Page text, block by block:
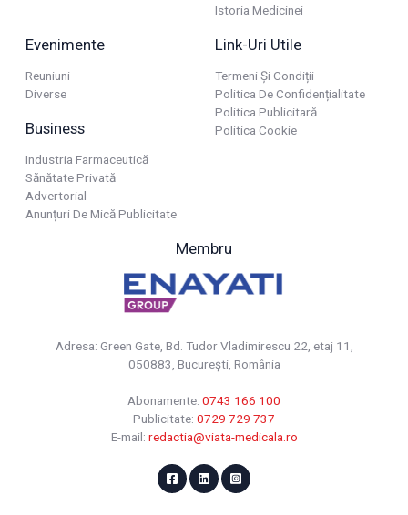
Istoria Medicinei
Evenimente
Reuniuni
Diverse
Business
Industria Farmaceutică
Sănătate Privată
Advertorial
Anunțuri De Mică Publicitate
Link-Uri Utile
Termeni Și Condiții
Politica De Confidențialitate
Politica Publicitară
Politica Cookie
Membru
Adresa: Green Gate, Bd. Tudor Vladimirescu 22, etaj 11,
050883, Bucureşti, România
Abonamente: 0743 166 100
Publicitate: 0729 729 737
E-mail: redactia@viata-medicala.ro